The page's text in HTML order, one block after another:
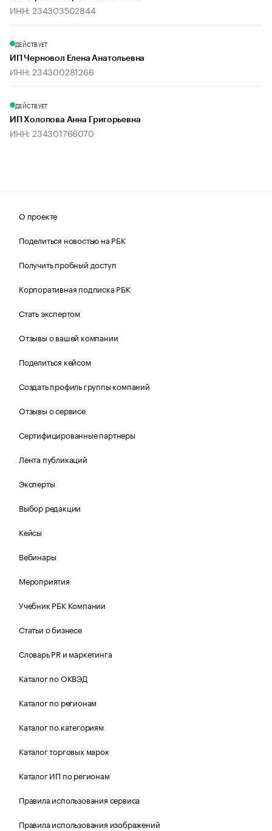
ИНН: 234303502844
ДЕЙСТВУЕТ
ИП Черновол Елена Анатольевна
ИНН: 234300281266
ДЕЙСТВУЕТ
ИП Холопова Анна Григорьевна
ИНН: 234301766070
О проекте
Поделиться новостью на РБК
Получить пробный доступ
Корпоративная подписка РБК
Стать экспертом
Отзывы о вашей компании
Поделиться кейсом
Создать профиль группы компаний
Отзывы о сервисе
Сертифицированные партнеры
Лента публикаций
Эксперты
Выбор редакции
Кейсы
Вебинары
Мероприятия
Учебник РБК Компании
Статьи о бизнесе
Словарь PR и маркетинга
Каталог по ОКВЭД
Каталог по регионам
Каталог по категориям
Каталог торговых марок
Каталог ИП по регионам
Правила использования сервиса
Правила использования изображений